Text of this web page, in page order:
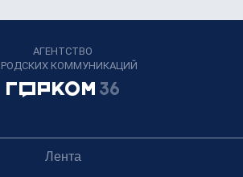
АГЕНТСТВО
КОММУНИКАЦИЙ
Лента